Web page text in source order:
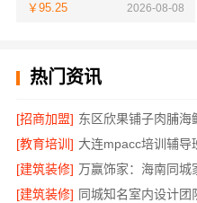
￥95.25 2026-08-08
热门资讯
[招商加盟] 东区欣果铺子肉脯海
[教育培训] 大连mpacc培训辅导
[建筑装修] 万赢饰家：海南同城
[建筑装修]